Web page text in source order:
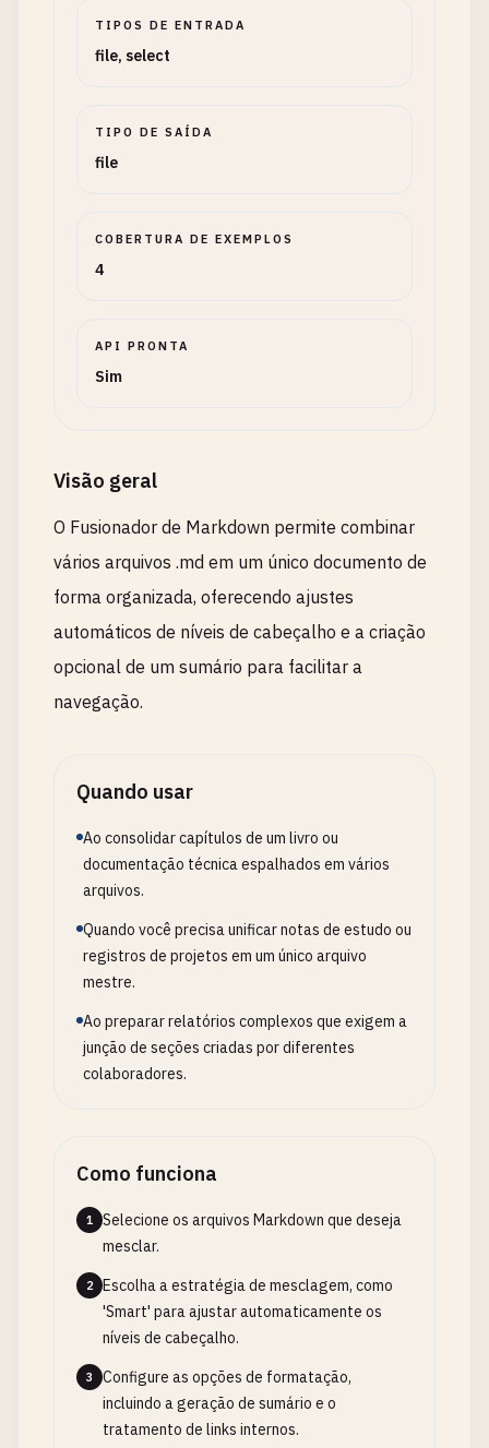
TIPOS DE ENTRADA
file, select
TIPO DE SAÍDA
file
COBERTURA DE EXEMPLOS
4
API PRONTA
Sim
Visão geral
O Fusionador de Markdown permite combinar
vários arquivos .md em um único documento de
forma organizada, oferecendo ajustes
automáticos de níveis de cabeçalho e a criação
opcional de um sumário para facilitar a
navegação.
Quando usar
Ao consolidar capítulos de um livro ou
documentação técnica espalhados em vários
arquivos.
Quando você precisa unificar notas de estudo ou
registros de projetos em um único arquivo
mestre.
Ao preparar relatórios complexos que exigem a
junção de seções criadas por diferentes
colaboradores.
Como funciona
1
Selecione os arquivos Markdown que deseja
mesclar.
2
Escolha a estratégia de mesclagem, como
'Smart' para ajustar automaticamente os
níveis de cabeçalho.
3
Configure as opções de formatação,
incluindo a geração de sumário e o
tratamento de links internos.